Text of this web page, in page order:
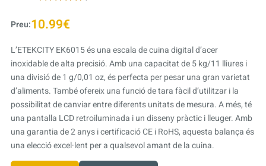
Preu:10.99€
L’ETEKCITY EK6015 és una escala de cuina digital d’acer
inoxidable de alta precisió. Amb una capacitat de 5 kg/11 lliures i
una divisió de 1 g/0,01 oz, és perfecta per pesar una gran varietat
d’aliments. També ofereix una funció de tara fàcil d’utilitzar i la
possibilitat de canviar entre diferents unitats de mesura. A més, té
una pantalla LCD retroiluminada i un disseny pràctic i lleuger. Amb
una garantia de 2 anys i certificació CE i RoHS, aquesta balança és
una elecció excel·lent per a qualsevol amant de la cuina.